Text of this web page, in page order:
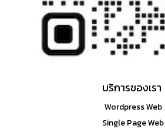
บริการของเรา
Wordpress Web
Single Page Web